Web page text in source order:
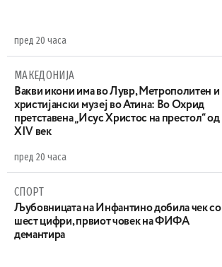
пред 20 часа
МАКЕДОНИЈА
Вакви икони има во Лувр, Метрополитен и
христијански музеј во Атина: Во Охрид
претставена „Исус Христос на престол“ од
XIV век
пред 20 часа
СПОРТ
Љубовницата на Инфантино добила чек со
шест цифри, првиот човек на ФИФА
демантира